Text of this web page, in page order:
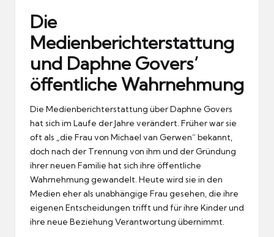
Die
Medienberichterstattung
und Daphne Govers’
öffentliche Wahrnehmung
Die Medienberichterstattung über Daphne Govers
hat sich im Laufe der Jahre verändert. Früher war sie
oft als „die Frau von Michael van Gerwen“ bekannt,
doch nach der Trennung von ihm und der Gründung
ihrer neuen Familie hat sich ihre öffentliche
Wahrnehmung gewandelt. Heute wird sie in den
Medien eher als unabhängige Frau gesehen, die ihre
eigenen Entscheidungen trifft und für ihre Kinder und
ihre neue Beziehung Verantwortung übernimmt.